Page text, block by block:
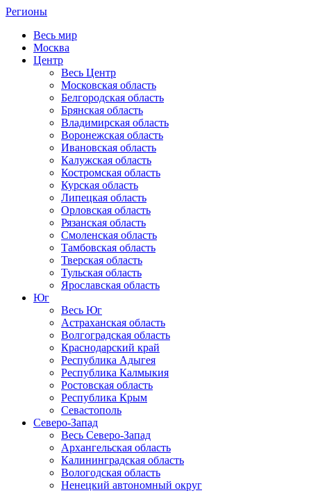
Регионы
Весь мир
Москва
Центр
Весь Центр
Московская область
Белгородская область
Брянская область
Владимирская область
Воронежская область
Ивановская область
Калужская область
Костромская область
Курская область
Липецкая область
Орловская область
Рязанская область
Смоленская область
Тамбовская область
Тверская область
Тульская область
Ярославская область
Юг
Весь Юг
Астраханская область
Волгоградская область
Краснодарский край
Республика Адыгея
Республика Калмыкия
Ростовская область
Республика Крым
Севастополь
Северо-Запад
Весь Северо-Запад
Архангельская область
Калининградская область
Вологодская область
Ненецкий автономный округ